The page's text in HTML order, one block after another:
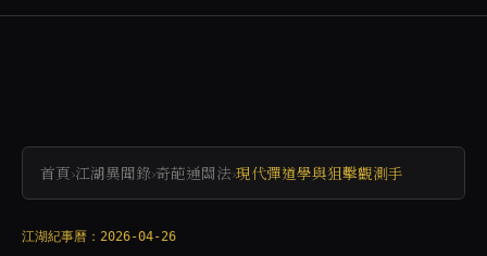
首頁›江湖異聞錄›奇葩通關法›現代彈道學與狙擊觀測手
江湖紀事曆：2026-04-26